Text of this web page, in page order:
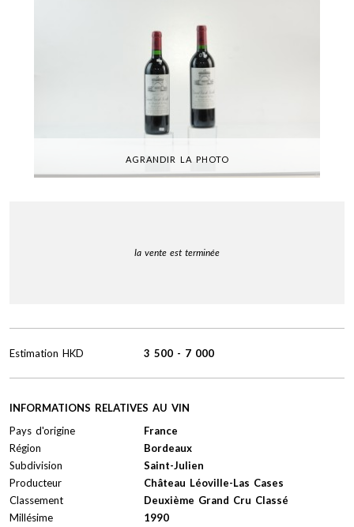
AGRANDIR LA PHOTO
la vente est terminée
INFORMATIONS RELATIVES AU VIN
Pays d'origine
France
Région
Bordeaux
Subdivision
Saint-Julien
Producteur
Château Léoville-Las Cases
Classement
Deuxième Grand Cru Classé
Millésime
1990
Estimation HKD 3 500 - 7 000